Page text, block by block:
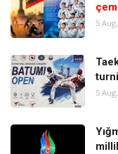
5
5